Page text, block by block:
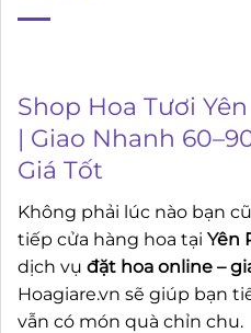
Shop Hoa Tươi
| Giao Nhanh
Giá Tốt
Không phải lúc nào bạn
tiếp cửa hàng hoa tại Yên
dịch vụ đặt hoa online –
Hoagiare.vn sẽ giúp bạn
vẫn có món quà chỉn chu.